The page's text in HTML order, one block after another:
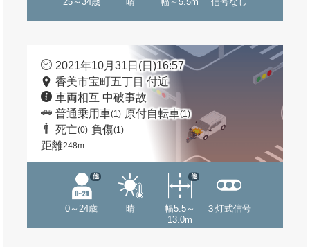
2021年10月31日(日)16:57
香美市宝町五丁目 付近
車両相互 中破事故
普通乗用車(1) 原付自転車(1)
死亡(0) 負傷(1)
距離248m
0～24歳
他
晴
幅5.5～
13.0m
他
３灯式信号